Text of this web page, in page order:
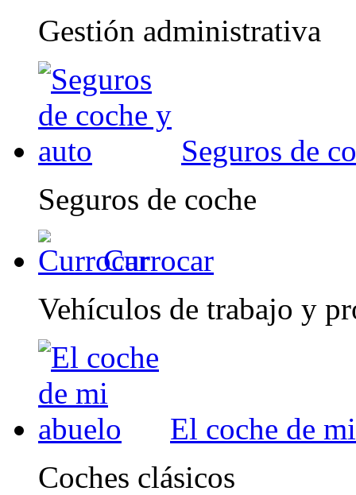
Gestión administrativa
Seguros de
Seguros de coche
Currocar
Vehículos de trabajo y
El coche de
Coches clásicos